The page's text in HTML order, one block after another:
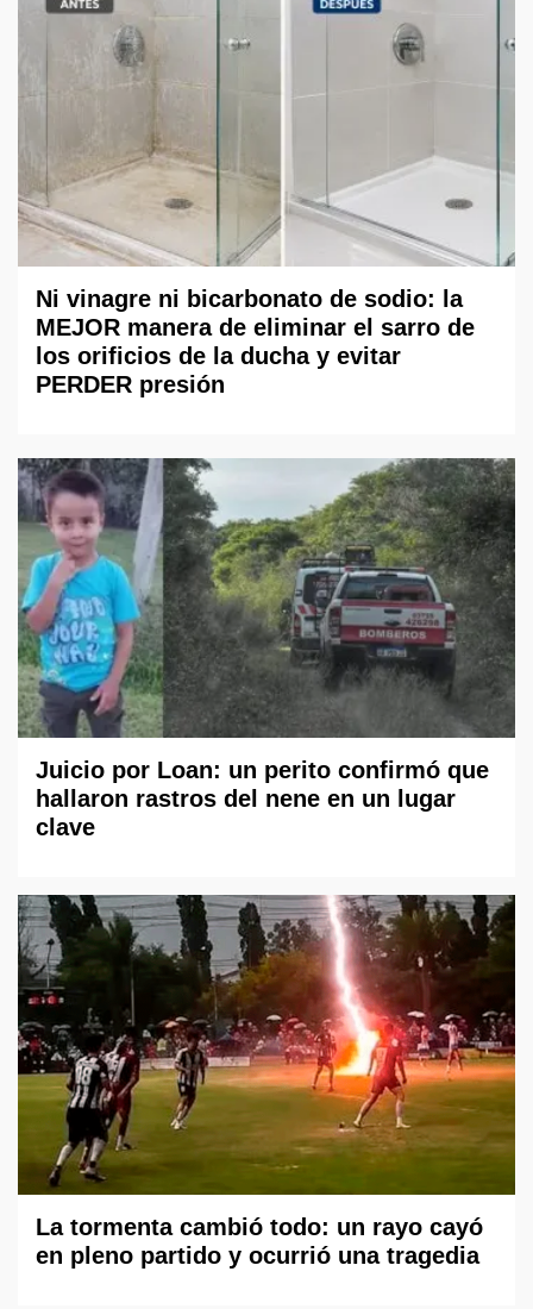
Ni vinagre ni bicarbonato de sodio: la
MEJOR manera de eliminar el sarro de
los orificios de la ducha y evitar
PERDER presión
Juicio por Loan: un perito confirmó que
hallaron rastros del nene en un lugar
clave
La tormenta cambió todo: un rayo cayó
en pleno partido y ocurrió una tragedia